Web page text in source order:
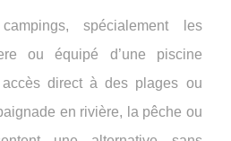
spécialement les
ou équipé d’une piscine
direct à des plages ou
en rivière, la pêche ou